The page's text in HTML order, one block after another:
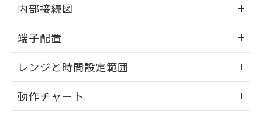
外形図
内部接続図
内部接続図
端子配置
端子配置
レンジと時間設定範囲
動作チャート
※当社の共同利用者とは、
の共同利用に関して"
の「1.共同利
指します。
EU RoHS指令（10物質）の非含有証明書
51物質の非含有証明書（当社基準）
※本証明書は発行日時点で非含有を証明す
るもので、過去に遡って非含有を証明する
また、RoHS指令のフタル酸エステル類４
物質の対応では、対応完了までの期間は出
荷製品に未対応品が混在することから備考